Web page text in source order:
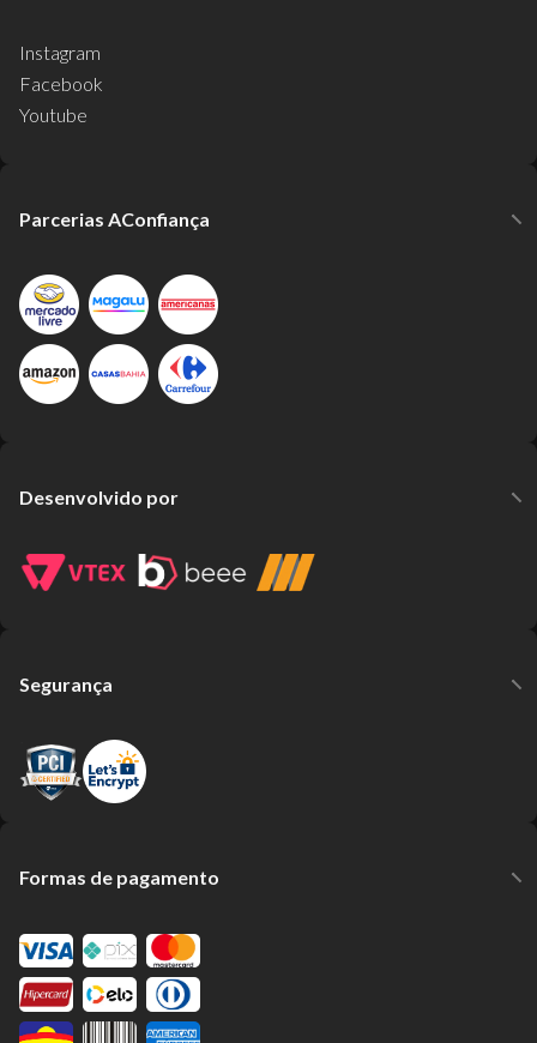
Instagram
Facebook
Youtube
Parcerias AConfiança
Desenvolvido por
Segurança
Formas de pagamento